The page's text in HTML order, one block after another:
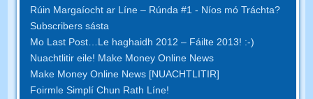
Rúin Margaíocht ar Líne – Rúnda #1 - Níos mó Tráchta?
Subscribers sásta
Mo Last Post…Le haghaidh 2012 – Fáilte 2013! :-)
Nuachtlitir eile! Make Money Online News
Make Money Online News [NUACHTLITIR]
Foirmle Simplí Chun Rath Líne!